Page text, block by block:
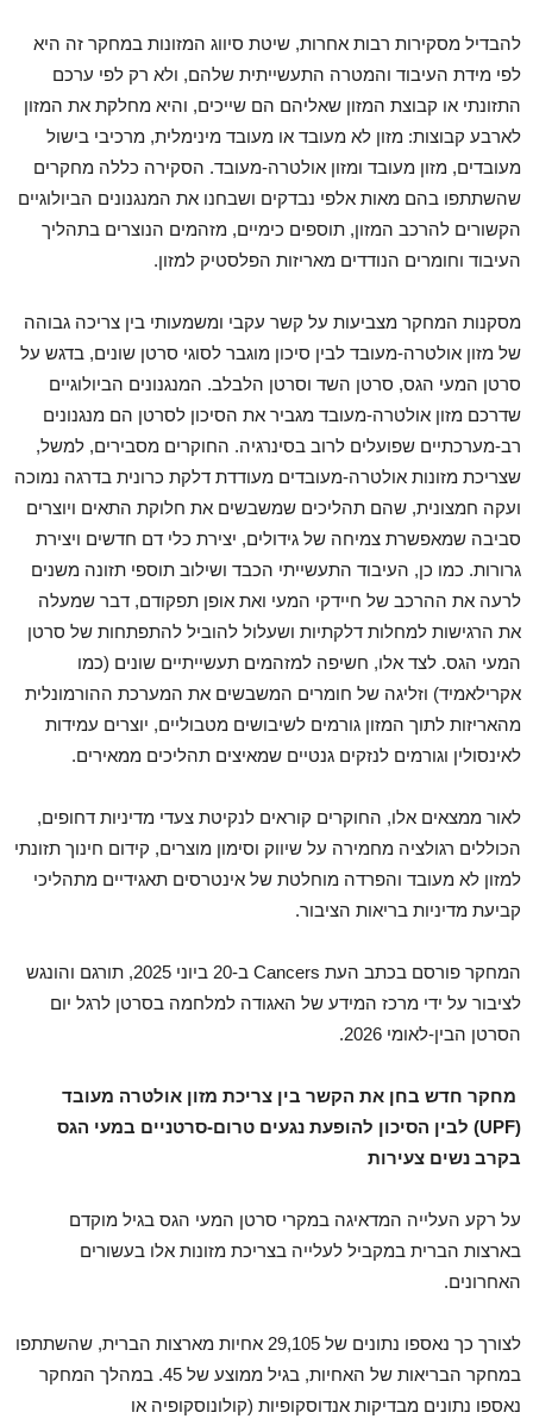
להבדיל מסקירות רבות אחרות, שיטת סיווג המזונות במחקר זה היא
לפי מידת העיבוד והמטרה התעשייתית שלהם, ולא רק לפי ערכם
התזונתי או קבוצת המזון שאליהם הם שייכים, והיא מחלקת את המזון
לארבע קבוצות: מזון לא מעובד או מעובד מינימלית, מרכיבי בישול
מעובדים, מזון מעובד ומזון אולטרה-מעובד. הסקירה כללה מחקרים
שהשתתפו בהם מאות אלפי נבדקים ושבחנו את המנגנונים הביולוגיים
הקשורים להרכב המזון, תוספים כימיים, מזהמים הנוצרים בתהליך
העיבוד וחומרים הנודדים מאריזות הפלסטיק למזון.
מסקנות המחקר מצביעות על קשר עקבי ומשמעותי בין צריכה גבוהה
של מזון אולטרה-מעובד לבין סיכון מוגבר לסוגי סרטן שונים, בדגש על
סרטן המעי הגס, סרטן השד וסרטן הלבלב. המנגנונים הביולוגיים
שדרכם מזון אולטרה-מעובד מגביר את הסיכון לסרטן הם מנגנונים
רב-מערכתיים שפועלים לרוב בסינרגיה. החוקרים מסבירים, למשל,
שצריכת מזונות אולטרה-מעובדים מעודדת דלקת כרונית בדרגה נמוכה
ועקה חמצונית, שהם תהליכים שמשבשים את חלוקת התאים ויוצרים
סביבה שמאפשרת צמיחה של גידולים, יצירת כלי דם חדשים ויצירת
גרורות. כמו כן, העיבוד התעשייתי הכבד ושילוב תוספי תזונה משנים
לרעה את ההרכב של חיידקי המעי ואת אופן תפקודם, דבר שמעלה
את הרגישות למחלות דלקתיות ושעלול להוביל להתפתחות של סרטן
המעי הגס. לצד אלו, חשיפה למזהמים תעשייתיים שונים (כמו
אקרילאמיד) וזליגה של חומרים המשבשים את המערכת ההורמונלית
מהאריזות לתוך המזון גורמים לשיבושים מטבוליים, יוצרים עמידות
לאינסולין וגורמים לנזקים גנטיים שמאיצים תהליכים ממאירים.
לאור ממצאים אלו, החוקרים קוראים לנקיטת צעדי מדיניות דחופים,
הכוללים רגולציה מחמירה על שיווק וסימון מוצרים, קידום חינוך תזונתי
למזון לא מעובד והפרדה מוחלטת של אינטרסים תאגידיים מתהליכי
קביעת מדיניות בריאות הציבור.
המחקר פורסם בכתב העת Cancers ב-20 ביוני 2025, תורגם והונגש
לציבור על ידי מרכז המידע של האגודה למלחמה בסרטן לרגל יום
הסרטן הבין-לאומי 2026.
מחקר חדש בחן את הקשר בין צריכת מזון אולטרה מעובד
(UPF)
לבין הסיכון להופעת נגעים טרום-סרטניים במעי הגס
בקרב נשים צעירות
על רקע העלייה המדאיגה במקרי סרטן המעי הגס בגיל מוקדם
בארצות הברית במקביל לעלייה בצריכת מזונות אלו בעשורים
האחרונים.
לצורך כך נאספו נתונים של 29,105 אחיות מארצות הברית, שהשתתפו
במחקר הבריאות של האחיות, בגיל ממוצע של 45. במהלך המחקר
נאספו נתונים מבדיקות אנדוסקופיות (קולונוסקופיה או